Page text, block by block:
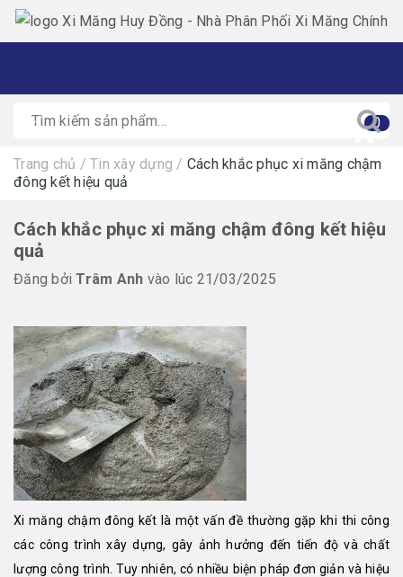
0
Trang chủ / Tin xây dựng / Cách khắc phục xi măng chậm
đông kết hiệu quả
Cách khắc phục xi măng chậm đông kết hiệu
quả
Đăng bởiTrâm Anh vào lúc 21/03/2025
Xi măng chậm đông kết là một vấn đề thường gặp khi thi công
các công trình xây dựng, gây ảnh hưởng đến tiến độ và chất
lượng công trình. Tuy nhiên, có nhiều biện pháp đơn giản và hiệu